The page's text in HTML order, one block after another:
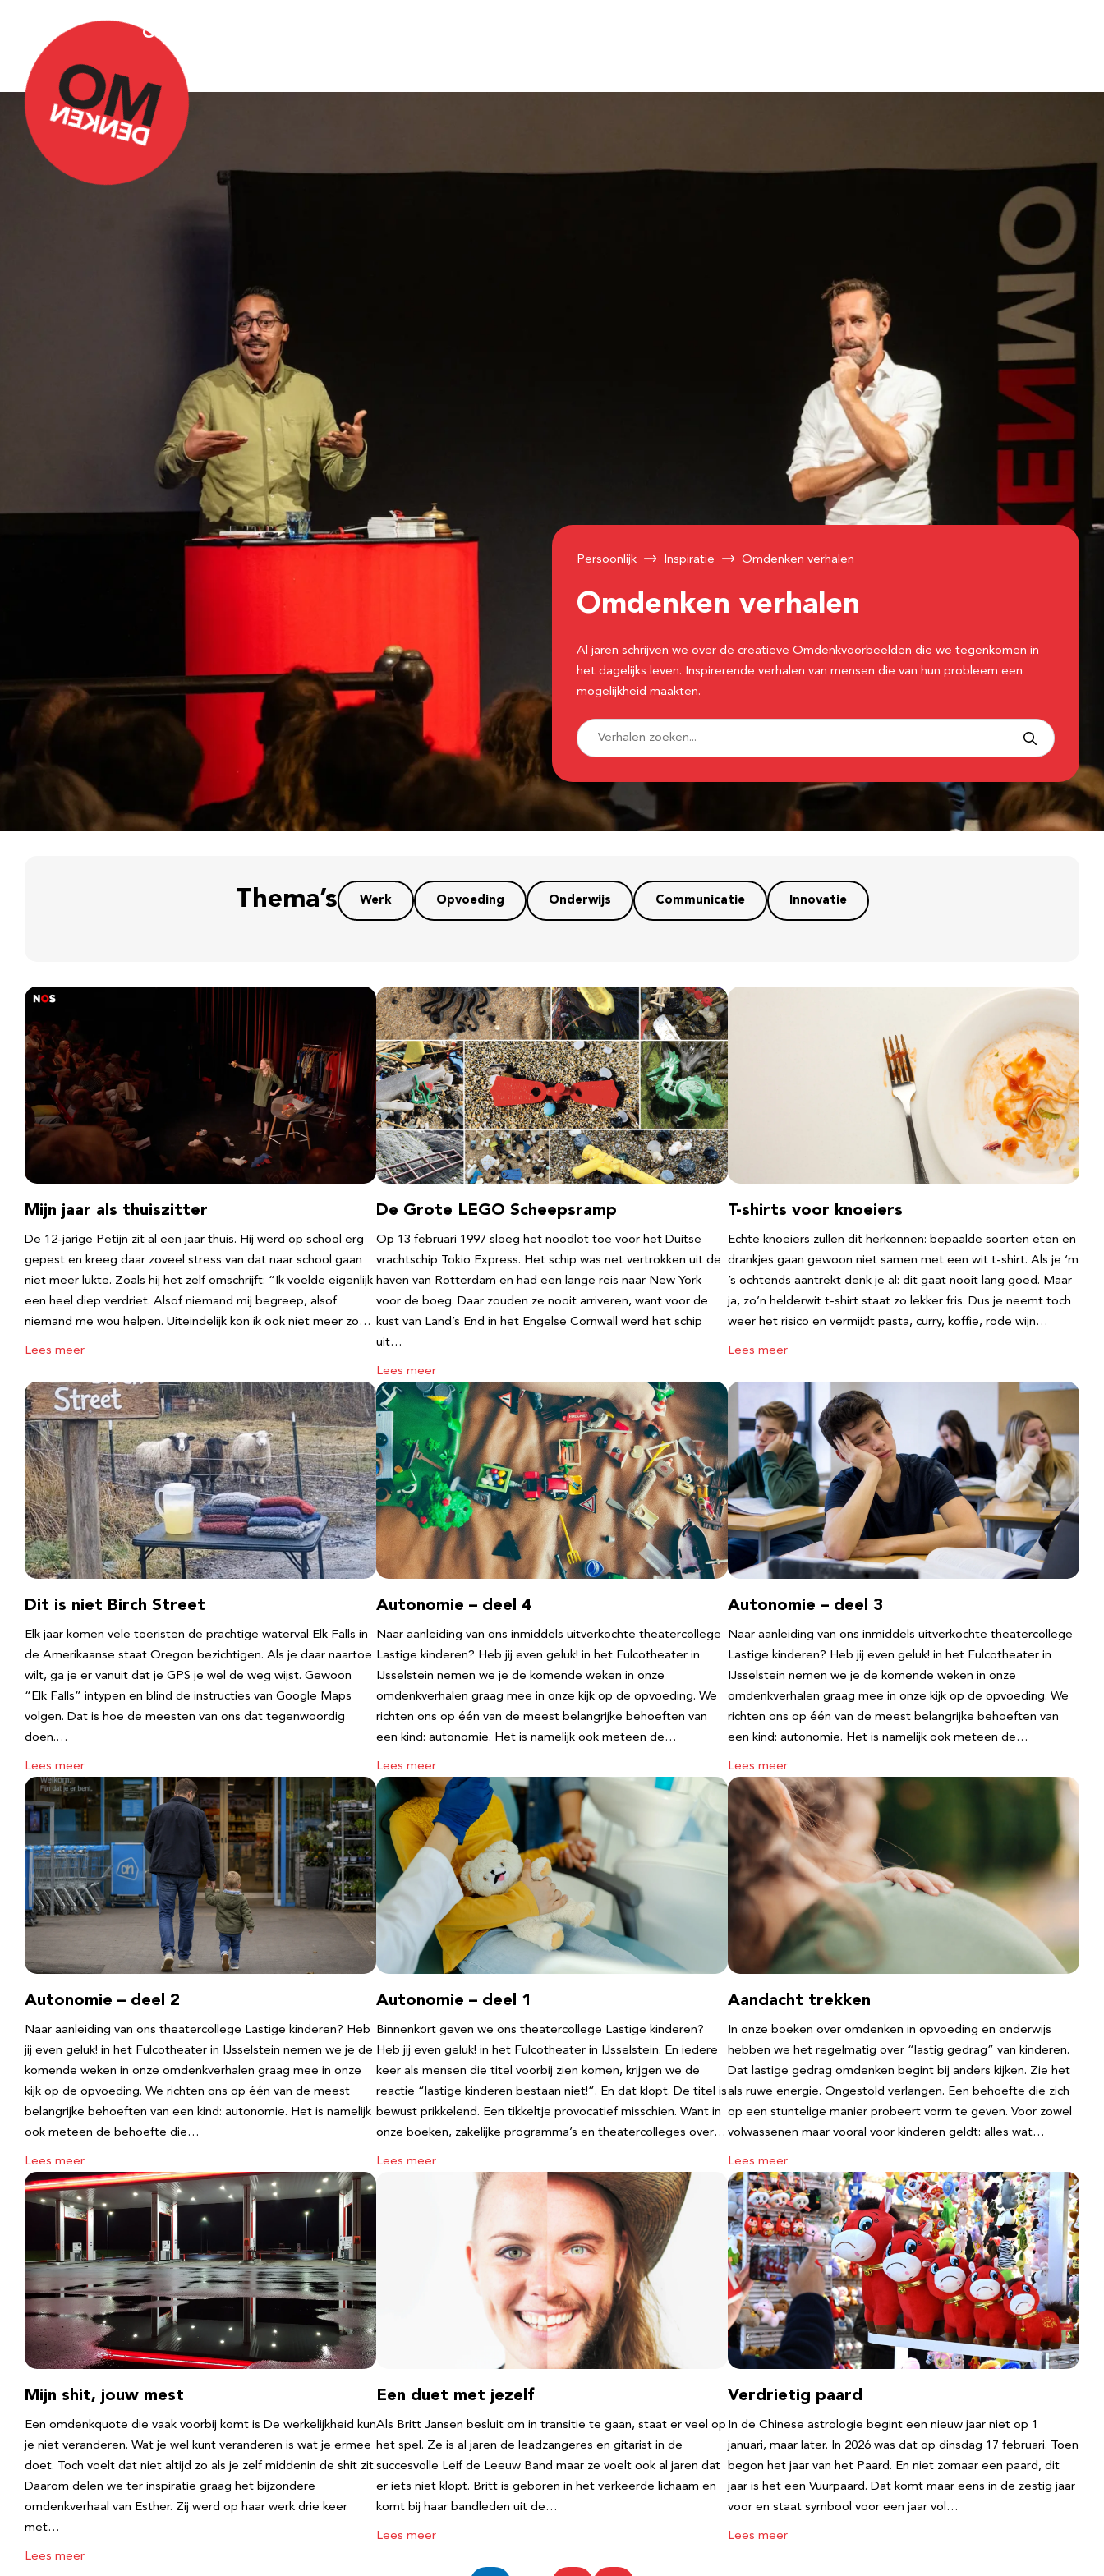
Over Omdenken
Persoonlijk Inspiratie Omdenken verhalen
Omdenken verhalen
Al jaren schrijven we over de creatieve Omdenkvoorbeelden die we tegenkomen in
het dagelijks leven. Inspirerende verhalen van mensen die van hun probleem een
mogelijkheid maakten.
Thema’s Werk Opvoeding Onderwijs Communicatie Innovatie
Mijn jaar als thuiszitter
De 12-jarige Petijn zit al een jaar thuis. Hij werd op school erg
gepest en kreeg daar zoveel stress van dat naar school gaan
niet meer lukte. Zoals hij het zelf omschrijft: “Ik voelde eigenlijk
een heel diep verdriet. Alsof niemand mij begreep, alsof
niemand me wou helpen. Uiteindelijk kon ik ook niet meer zo…
Lees meer
De Grote LEGO Scheepsramp
Op 13 februari 1997 sloeg het noodlot toe voor het Duitse
vrachtschip Tokio Express. Het schip was net vertrokken uit de
haven van Rotterdam en had een lange reis naar New York
voor de boeg. Daar zouden ze nooit arriveren, want voor de
kust van Land’s End in het Engelse Cornwall werd het schip
uit…
Lees meer
T-shirts voor knoeiers
Echte knoeiers zullen dit herkennen: bepaalde soorten eten en
drankjes gaan gewoon niet samen met een wit t-shirt. Als je ‘m
’s ochtends aantrekt denk je al: dit gaat nooit lang goed. Maar
ja, zo’n helderwit t-shirt staat zo lekker fris. Dus je neemt toch
weer het risico en vermijdt pasta, curry, koffie, rode wijn…
Lees meer
Dit is niet Birch Street
Elk jaar komen vele toeristen de prachtige waterval Elk Falls in
de Amerikaanse staat Oregon bezichtigen. Als je daar naartoe
wilt, ga je er vanuit dat je GPS je wel de weg wijst. Gewoon
“Elk Falls” intypen en blind de instructies van Google Maps
volgen. Dat is hoe de meesten van ons dat tegenwoordig
doen.…
Lees meer
Autonomie – deel 4
Naar aanleiding van ons inmiddels uitverkochte theatercollege
Lastige kinderen? Heb jij even geluk! in het Fulcotheater in
IJsselstein nemen we je de komende weken in onze
omdenkverhalen graag mee in onze kijk op de opvoeding. We
richten ons op één van de meest belangrijke behoeften van
een kind: autonomie. Het is namelijk ook meteen de…
Lees meer
Autonomie – deel 3
Naar aanleiding van ons inmiddels uitverkochte theatercollege
Lastige kinderen? Heb jij even geluk! in het Fulcotheater in
IJsselstein nemen we je de komende weken in onze
omdenkverhalen graag mee in onze kijk op de opvoeding. We
richten ons op één van de meest belangrijke behoeften van
een kind: autonomie. Het is namelijk ook meteen de…
Lees meer
Autonomie – deel 2
Naar aanleiding van ons theatercollege Lastige kinderen? Heb
jij even geluk! in het Fulcotheater in IJsselstein nemen we je de
komende weken in onze omdenkverhalen graag mee in onze
kijk op de opvoeding. We richten ons op één van de meest
belangrijke behoeften van een kind: autonomie. Het is namelijk
ook meteen de behoefte die…
Lees meer
Autonomie – deel 1
Binnenkort geven we ons theatercollege Lastige kinderen?
Heb jij even geluk! in het Fulcotheater in IJsselstein. En iedere
keer als mensen die titel voorbij zien komen, krijgen we de
reactie “lastige kinderen bestaan niet!”. En dat klopt. De titel is
bewust prikkelend. Een tikkeltje provocatief misschien. Want in
onze boeken, zakelijke programma’s en theatercolleges over…
Lees meer
Aandacht trekken
In onze boeken over omdenken in opvoeding en onderwijs
hebben we het regelmatig over “lastig gedrag” van kinderen.
Dat lastige gedrag omdenken begint bij anders kijken. Zie het
als ruwe energie. Ongestold verlangen. Een behoefte die zich
op een stuntelige manier probeert vorm te geven. Voor zowel
volwassenen maar vooral voor kinderen geldt: alles wat…
Lees meer
Mijn shit, jouw mest
Een omdenkquote die vaak voorbij komt is De werkelijkheid kun
je niet veranderen. Wat je wel kunt veranderen is wat je ermee
doet. Toch voelt dat niet altijd zo als je zelf middenin de shit zit.
Daarom delen we ter inspiratie graag het bijzondere
omdenkverhaal van Esther. Zij werd op haar werk drie keer
met…
Lees meer
Een duet met jezelf
Als Britt Jansen besluit om in transitie te gaan, staat er veel op
het spel. Ze is al jaren de leadzangeres en gitarist in de
succesvolle Leif de Leeuw Band maar ze voelt ook al jaren dat
er iets niet klopt. Britt is geboren in het verkeerde lichaam en
komt bij haar bandleden uit de…
Lees meer
Verdrietig paard
In de Chinese astrologie begint een nieuw jaar niet op 1
januari, maar later. In 2026 was dat op dinsdag 17 februari. Toen
begon het jaar van het Paard. En niet zomaar een paard, dit
jaar is het een Vuurpaard. Dat komt maar eens in de zestig jaar
voor en staat symbool voor een jaar vol…
Lees meer